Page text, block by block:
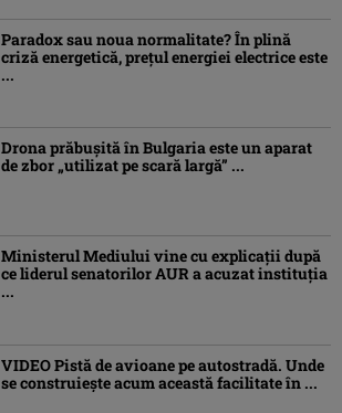
Paradox sau noua normalitate? În plină
criză energetică, prețul energiei electrice este
...
Drona prăbuşită în Bulgaria este un aparat
de zbor „utilizat pe scară largă” ...
Ministerul Mediului vine cu explicații după
ce liderul senatorilor AUR a acuzat instituția
...
VIDEO Pistă de avioane pe autostradă. Unde
se construiește acum această facilitate în ...